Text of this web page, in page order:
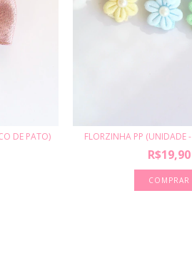
DE PATO) FLORZINHA PP (UNIDADE
R$19,90
COMPRAR